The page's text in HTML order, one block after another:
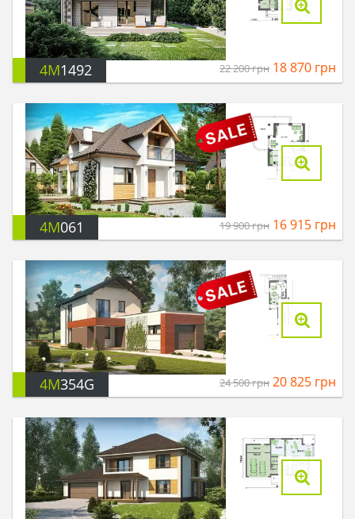
4M1492 22 200грн 18 870 грн
4M061 19 900грн 16 915 грн
4M354G 24 500грн 20 825 грн